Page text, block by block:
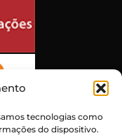
tecnologias como
do dispositivo.